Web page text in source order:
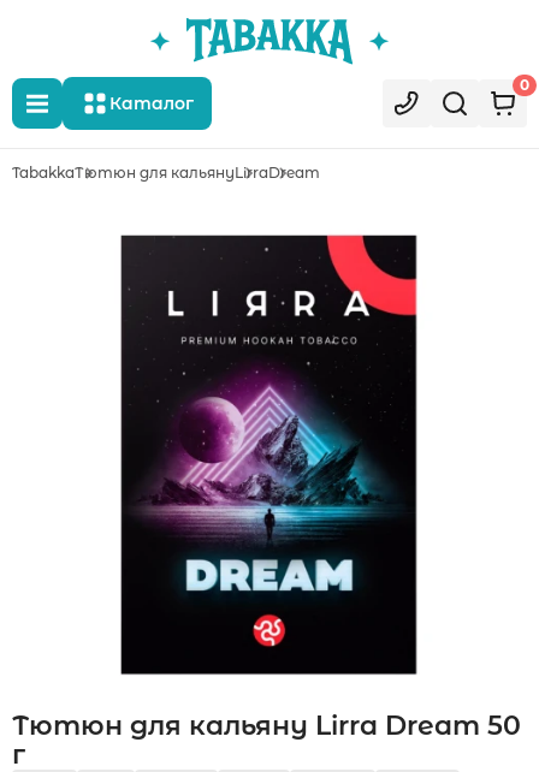
Каталог
0
Укр
TabakkaТютюн для кальянуLirraDream
Тютюн для кальяну Lirra Dream 50
г